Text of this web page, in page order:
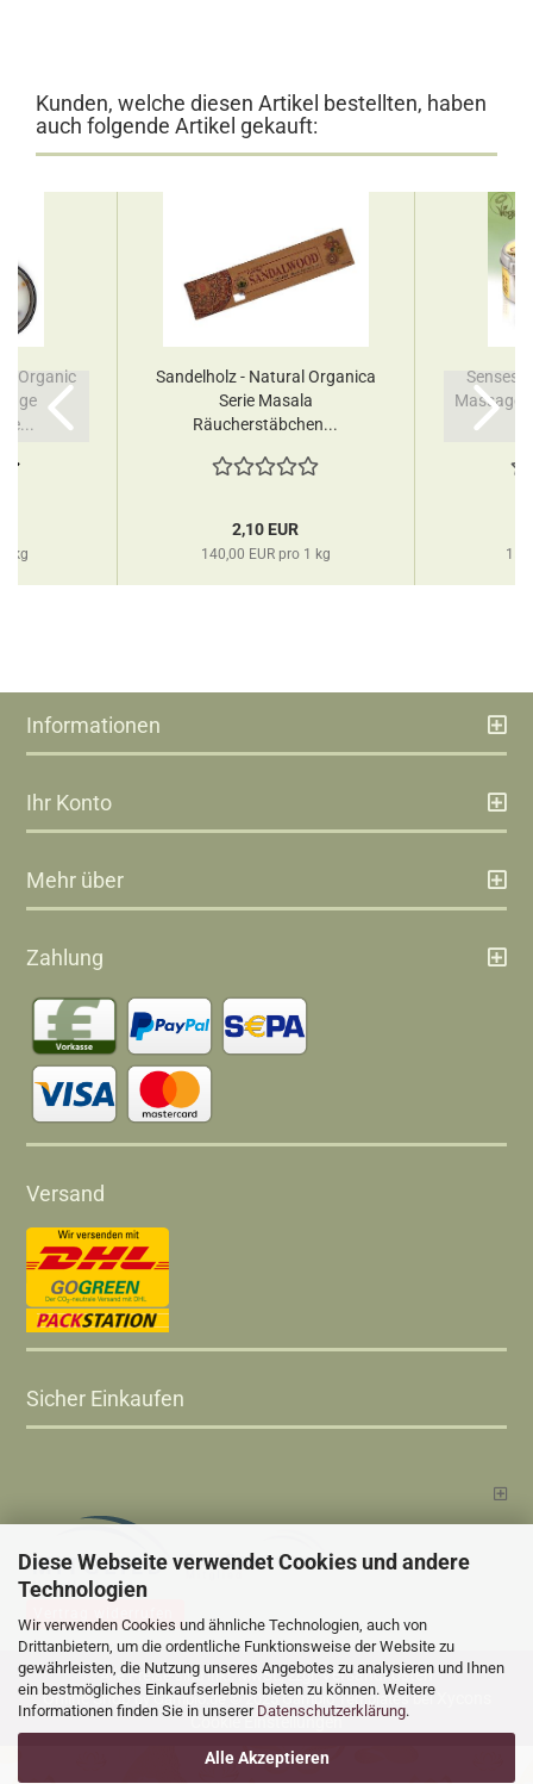
Diese Webseite verwendet Cookies und andere
Technologien
Wir verwenden Cookies und ähnliche Technologien, auch von
Drittanbietern, um die ordentliche Funktionsweise der Website zu
gewährleisten, die Nutzung unseres Angebotes zu analysieren und Ihnen
ein bestmögliches Einkaufserlebnis bieten zu können. Weitere
Informationen finden Sie in unserer Datenschutzerklärung.
Alle Akzeptieren
Kunden, welche diesen Artikel bestellten, haben
auch folgende Artikel gekauft:
- Organic
kg
Sandelholz - Natural Organica
Serie Masala
Räucherstäbchen...
2,10 EUR
140,00 EUR pro 1 kg
Senses
Informationen
Ihr Konto
Mehr über
Zahlung
Versand
Sicher Einkaufen
Alle Preise sind inkl. MwSt., zzgl.Versandkosten
Online Shopby Gambio.de © 2025 Gambio Templates bei
Cookie Einstellungen